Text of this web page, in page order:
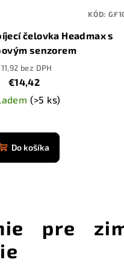
čelovka Headmax s
senzorem
bez DPH
€14,42
(>5 ks)
hodnotenie
produktu
je
hviezdičiek.
Do košíka
KÓD:
pre